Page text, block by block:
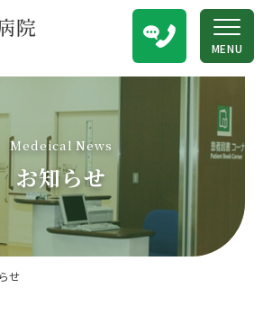
MENU
Medeical News
お知らせ
せ